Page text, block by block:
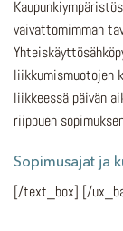
vaivattomimman
liikkumismuotojen
liikkeessä päivän
riippuen
Sopimusajat ja
[/text_box] [/